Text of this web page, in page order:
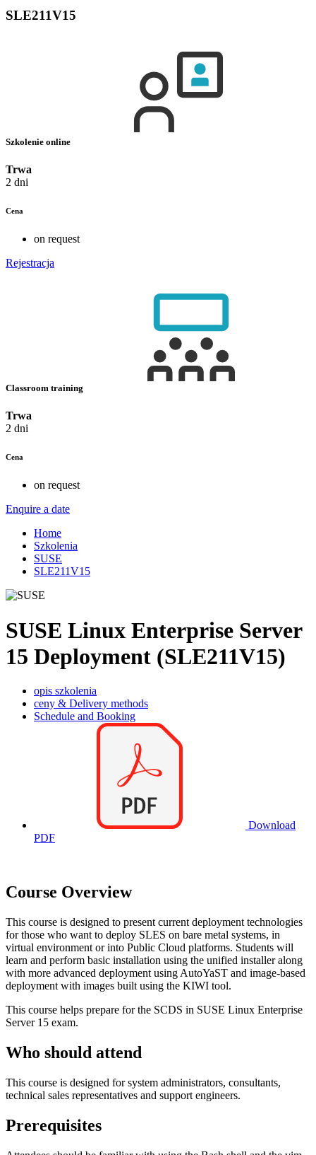
SLE211V15
Szkolenie online
Trwa
2 dni
Cena
on request
Rejestracja
Classroom training
Trwa
2 dni
Cena
on request
Enquire a date
Home
Szkolenia
SUSE
SLE211V15
SUSE Linux Enterprise Server
15 Deployment (SLE211V15)
opis szkolenia
ceny & Delivery methods
Schedule and Booking
Download
PDF
Course Overview
This course is designed to present current deployment technologies
for those who want to deploy SLES on bare metal systems, in
virtual environment or into Public Cloud platforms. Students will
learn and perform basic installation using the unified installer along
with more advanced deployment using AutoYaST and image-based
deployment with images built using the KIWI tool.
This course helps prepare for the SCDS in SUSE Linux Enterprise
Server 15 exam.
Who should attend
This course is designed for system administrators, consultants,
technical sales representatives and support engineers.
Prerequisites